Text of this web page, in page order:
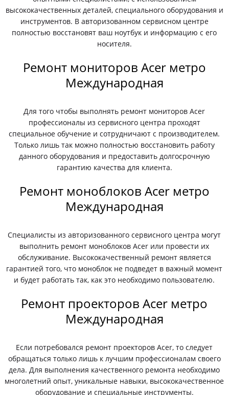
высококачественных деталей, специального оборудования и
инструментов. В авторизованном сервисном центре
полностью восстановят ваш ноутбук и информацию с его
носителя.
Ремонт мониторов Acer метро
Международная
Для того чтобы выполнять ремонт мониторов Acer
профессионалы из сервисного центра проходят
специальное обучение и сотрудничают с производителем.
Только лишь так можно полностью восстановить работу
данного оборудования и предоставить долгосрочную
гарантию качества для клиента.
Ремонт моноблоков Acer метро
Международная
Специалисты из авторизованного сервисного центра могут
выполнить ремонт моноблоков Acer или провести их
обслуживание. Высококачественный ремонт является
гарантией того, что моноблок не подведет в важный момент
и будет работать так, как это необходимо пользователю.
Ремонт проекторов Acer метро
Международная
Если потребовался ремонт проекторов Acer, то следует
обращаться только лишь к лучшим профессионалам своего
дела. Для выполнения качественного ремонта необходимо
многолетний опыт, уникальные навыки, высококачественное
оборудование и специальные инструменты.